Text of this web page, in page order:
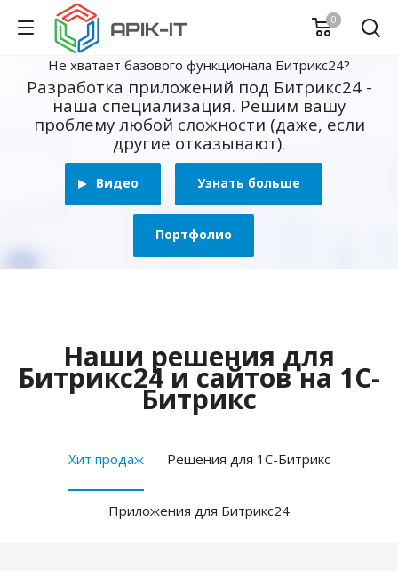
0
Не хватает базового функционала Битрикс24?
Разработка приложений под Битрикс24 -
наша специализация. Решим вашу
проблему любой сложности (даже, если
другие отказывают).
Видео Узнать больше
Портфолио
Наши решения для
Битрикс24 и сайтов на 1С-
Битрикс
Хит продаж Решения для 1С-Битрикс
Приложения для Битрикс24